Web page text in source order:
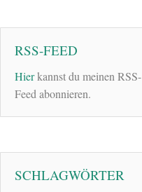
RSS-FEED
Hierkannst du meinen RSS-
Feed abonnieren.
SCHLAGWÖRTER